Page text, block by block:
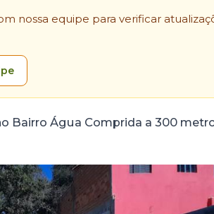
nossa equipe para verificar
Bairro Água Comprida a 300